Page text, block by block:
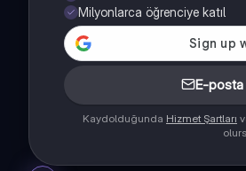
Milyonlarca öğrenciye katıl
E-posta
Kaydolduğunda Hizmet Şartları